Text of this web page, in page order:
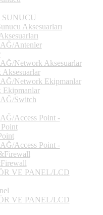
Aksesuarları
Antenler
Network Aksesuarlar
Network Ekipmanlar
Ekipmanlar
Switch
Access Point -
Access Point -
VE PANEL/LCD
VE PANEL/LCD